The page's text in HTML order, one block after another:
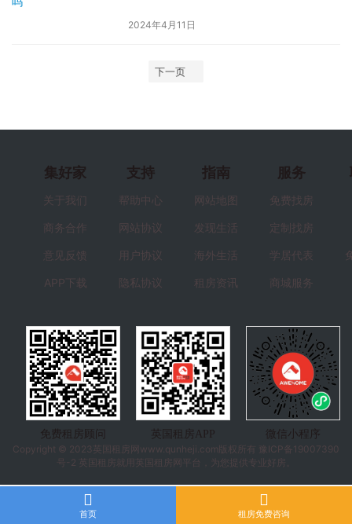
2024年4月11日
下一页
集好家
关于我们
商务合作
意见反馈
APP下载
支持
帮助中心
网站协议
用户协议
隐私协议
指南
网站地图
发现生活
海外生活
租房资讯
服务
免费找房
定制找房
学居代表
商城服务
免费租房顾问 英国租房APP
微信小程序
Copyright © 2023 英国租房 网www.qunheji.com版权所有
豫ICP备19007390
号-2 英国租房就用英国租房网平台，为您提供专业好房。
首页 租房免费咨询